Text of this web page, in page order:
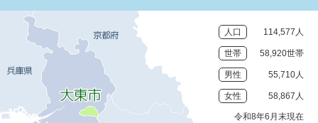
人口 114,577人
世帯 58,920世帯
男性 55,710人
女性 58,867人
令和8年6月末現在